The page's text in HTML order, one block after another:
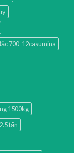
700-12casumina
1500kg
tấn